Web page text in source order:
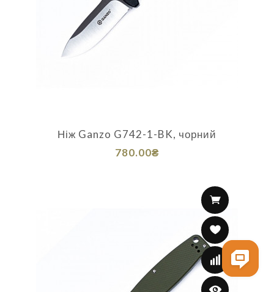
Ніж Ganzo G742-1-BK, чорний
780.00₴